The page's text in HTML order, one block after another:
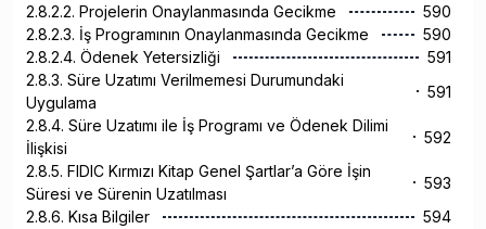
2.8.2.2. Projelerin Onaylanmasında Gecikme
590
2.8.2.3. İş Programının Onaylanmasında Gecikme
590
2.8.2.4. Ödenek Yetersizliği
591
2.8.3. Süre Uzatımı Verilmemesi Durumundaki
Uygulama
591
2.8.4. Süre Uzatımı ile İş Programı ve Ödenek Dilimi
İlişkisi
592
2.8.5. FIDIC Kırmızı Kitap Genel Şartlar’a Göre İşin
Süresi ve Sürenin Uzatılması
593
2.8.6. Kısa Bilgiler
594